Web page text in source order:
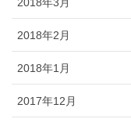
2018年2月
2018年1月
2017年12月